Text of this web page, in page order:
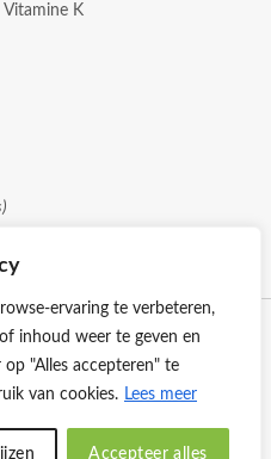
ervaring te verbeteren,
inhoud weer te geven en
"Alles accepteren" te
van cookies. Lees meer
Accepteer alles
Vitamine K